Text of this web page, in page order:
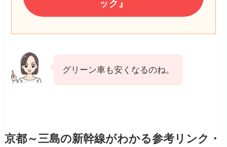
ック』
グリーン車も安くなるのね。
京都～三島の新幹線がわかる参考リンク・